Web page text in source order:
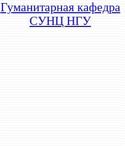
Гуманитарная кафедра
СУНЦ НГУ